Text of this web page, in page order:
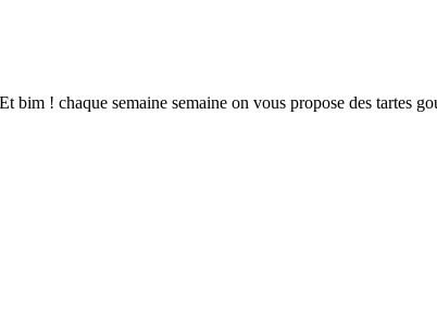
bim ! chaque semaine semaine on vous propose des tartes